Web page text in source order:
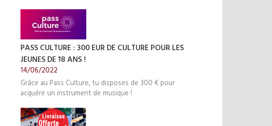
PASS CULTURE : 300 EUR DE CULTURE POUR LES
JEUNES DE 18 ANS !
14/06/2022
Grâce au Pass Culture, tu disposes de 300 € pour
acquérir un instrument de musique !